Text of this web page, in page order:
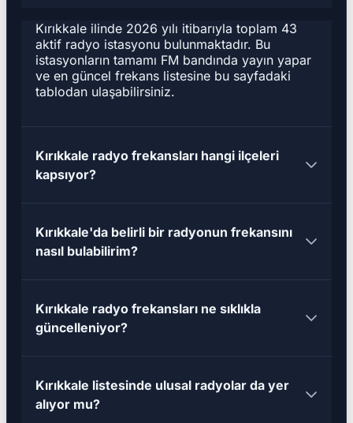
Kırıkkale ilinde 2026 yılı itibarıyla toplam 43
aktif radyo istasyonu bulunmaktadır. Bu
istasyonların tamamı FM bandında yayın yapar
ve en güncel frekans listesine bu sayfadaki
tablodan ulaşabilirsiniz.
Kırıkkale radyo frekansları hangi ilçeleri
kapsıyor?
Kırıkkale'da belirli bir radyonun frekansını
nasıl bulabilirim?
Kırıkkale radyo frekansları ne sıklıkla
güncelleniyor?
Kırıkkale listesinde ulusal radyolar da yer
alıyor mu?